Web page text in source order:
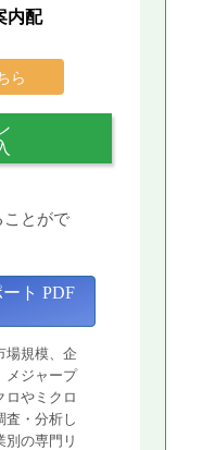
内配
ら
ことがで
ト PDF
場規模、企
メジャープ
ロやミクロ
査・分析し
別の専門リ